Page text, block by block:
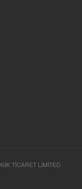
TİCARET LİMİTED